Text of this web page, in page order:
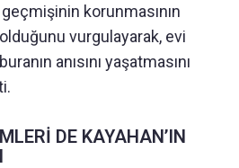
korunmasının
vurgulayarak, evi
anısını yaşatmasını
DE KAYAHAN’IN